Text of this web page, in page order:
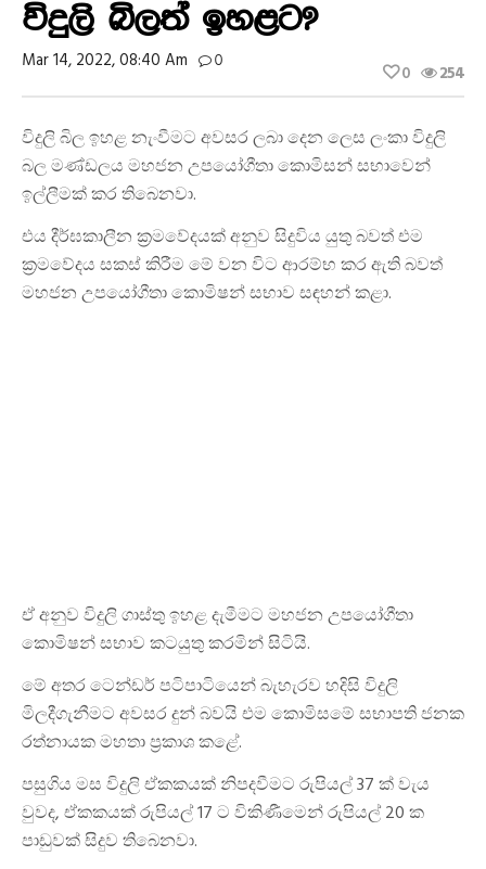
විදුලි බිලත් ඉහළට?
Mar 14, 2022, 08:40 Am 0 254
0
විදුලි බිල ඉහළ නැංවීමට අවසර ලබා දෙන ලෙස ලංකා විදුලි
බල මණ්ඩලය මහජන උපයෝගීතා කොමිසන් සභාවෙන්
ඉල්ලීමක් කර තිබෙනවා.
එය දීර්ඝකාලීන ක්‍රමවේදයක් අනුව සිදුවිය යුතු බවත් එම
ක්‍රමවේදය සකස් කිරීම මේ වන විට ආරම්භ කර ඇති බවත්
මහජන උපයෝගීතා කොමිෂන් සභාව සඳහන් කළා.
ඒ අනුව විදුලි ගාස්තු ඉහළ දැමීමට මහජන උපයෝගීතා
කොමිෂන් සභාව කටයුතු කරමින් සිටියි.
මේ අතර ටෙන්ඩර් පටිපාටියෙන් බැහැරව හදිසි විදුලි
මිලදීගැනීමට අවසර දුන් බවයි එම කොමිසමේ සභාපති ජනක
රත්නායක මහතා ප්‍රකාශ කළේ.
පසුගිය මස විදුලි ඒකකයක් නිපදවීමට රුපියල් 37 ක් වැය
වුවද, ඒකකයක් රුපියල් 17 ට විකිණීමෙන් රුපියල් 20 ක
පාඩුවක් සිදුව තිබෙනවා.